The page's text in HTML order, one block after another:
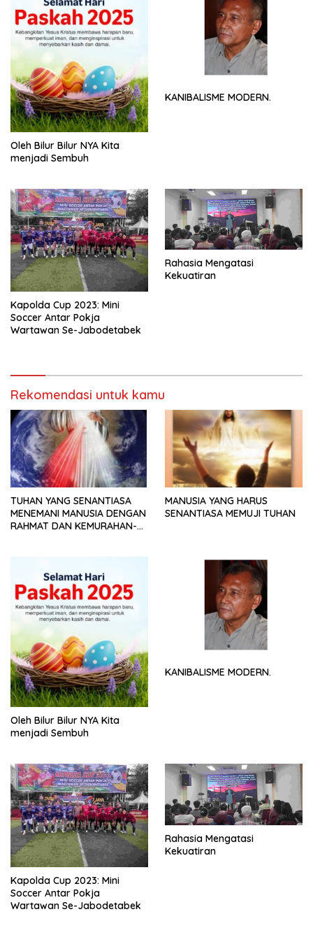
Oleh Bilur Bilur NYA Kita
menjadi Sembuh
KANIBALISME MODERN.
Kapolda Cup 2023: Mini
Soccer Antar Pokja
Wartawan Se-Jabodetabek
Rahasia Mengatasi
Kekuatiran
Rekomendasi untuk kamu
TUHAN YANG SENANTIASA
MENEMANI MANUSIA DENGAN
RAHMAT DAN KEMURAHAN-
MANUSIA YANG HARUS
SENANTIASA MEMUJI TUHAN
Oleh Bilur Bilur NYA Kita
menjadi Sembuh
KANIBALISME MODERN.
Kapolda Cup 2023: Mini
Soccer Antar Pokja
Wartawan Se-Jabodetabek
Rahasia Mengatasi
Kekuatiran